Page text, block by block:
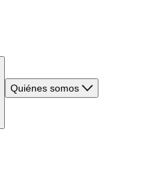
Quiénes somos